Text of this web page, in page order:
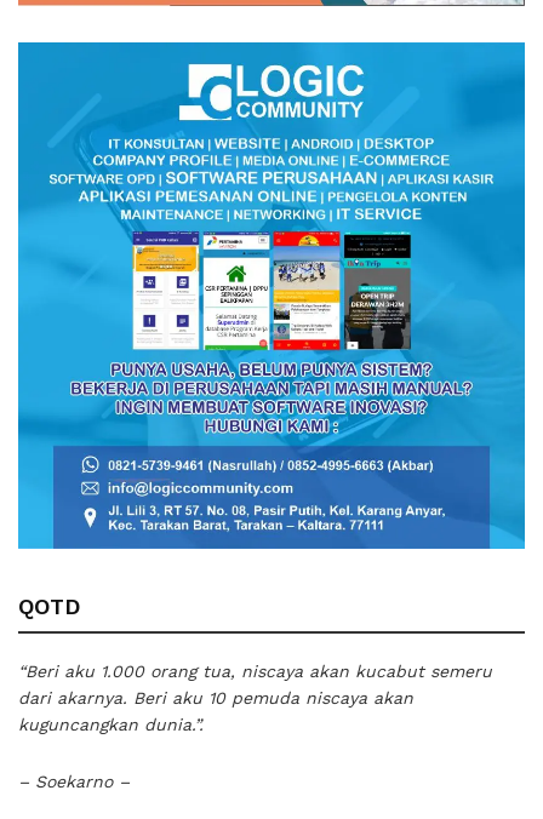
QOTD
“Beri aku 1.000 orang tua, niscaya akan kucabut semeru
dari akarnya. Beri aku 10 pemuda niscaya akan
kuguncangkan dunia.”.
– Soekarno –